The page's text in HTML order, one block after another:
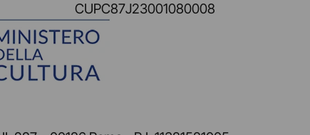
CUPC87J23001080008